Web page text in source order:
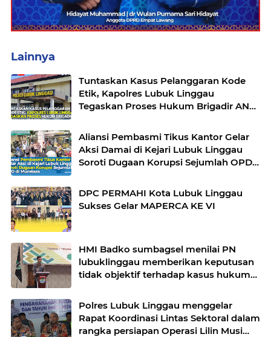
Lainnya
Tuntaskan Kasus Pelanggaran Kode
Etik, Kapolres Lubuk Linggau
Tegaskan Proses Hukum Brigadir AN
Aliansi Pembasmi Tikus Kantor Gelar
Aksi Damai di Kejari Lubuk Linggau
Soroti Dugaan Korupsi Sejumlah OPD
DPC PERMAHI Kota Lubuk Linggau
Sukses Gelar MAPERCA KE VI
HMI Badko sumbagsel menilai PN
lubuklinggau memberikan keputusan
tidak objektif terhadap kasus hukum
Polres Lubuk Linggau menggelar
Rapat Koordinasi Lintas Sektoral dalam
rangka persiapan Operasi Lilin Musi